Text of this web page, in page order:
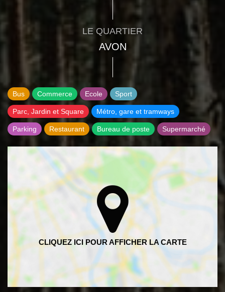
LE QUARTIER
AVON
Bus Commerce Ecole Sport
Parc, Jardin et Square Métro, gare et tramways
Parking Restaurant Bureau de poste Supermarché